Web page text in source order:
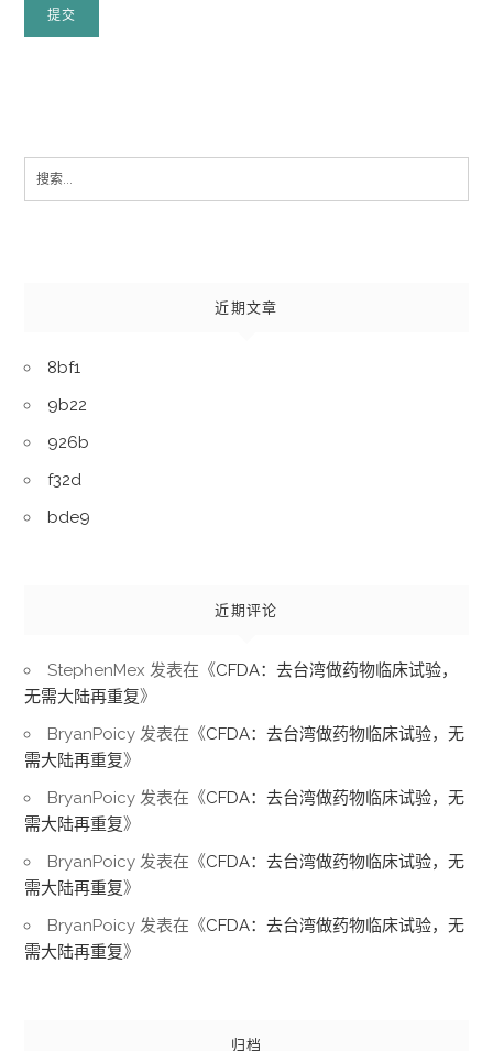
Search
近期文章
8bf1
9b22
926b
f32d
bde9
近期评论
StephenMex 发表在《CFDA：去台湾做药物临床试验，
无需大陆再重复》
BryanPoicy 发表在《CFDA：去台湾做药物临床试验，无
需大陆再重复》
BryanPoicy 发表在《CFDA：去台湾做药物临床试验，无
需大陆再重复》
BryanPoicy 发表在《CFDA：去台湾做药物临床试验，无
需大陆再重复》
BryanPoicy 发表在《CFDA：去台湾做药物临床试验，无
需大陆再重复》
归档